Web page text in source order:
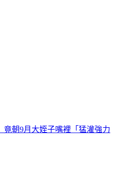
朝9月大姪子嘴裡「猛灌強力